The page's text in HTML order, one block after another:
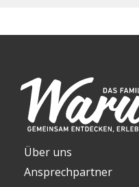
Über uns
Ansprechpartner